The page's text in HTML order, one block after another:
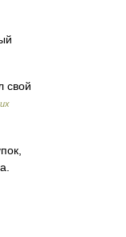
свой